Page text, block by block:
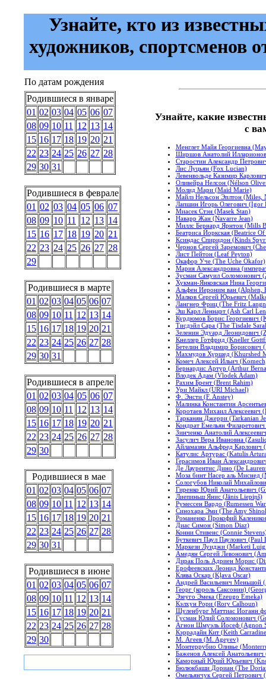
Узнайте, кто из
художников, спортсменов
По датам рождения
Родившиеся в январе
01 02 03 04 05 06 07
08 09 10 11 12 13 14
15 16 17 18 19 20 21
22 23 24 25 26 27 28
29 30 31
Родившиеся в феврале
01 02 03 04 05 06 07
08 09 10 11 12 13 14
15 16 17 18 19 20 21
22 23 24 25 26 27 28
29
Родившиеся в марте
01 02 03 04 05 06 07
08 09 10 11 12 13 14
15 16 17 18 19 20 21
22 23 24 25 26 27 28
29 30 31
Родившиеся в апреле
01 02 03 04 05 06 07
08 09 10 11 12 13 14
15 16 17 18 19 20 21
22 23 24 25 26 27 28
29 30
Родившиеся в мае
01 02 03 04 05 06 07
08 09 10 11 12 13 14
15 16 17 18 19 20 21
22 23 24 25 26 27 28
29 30 31
Родившиеся в июне
01 02 03 04 05 06 07
08 09 10 11 12 13 14
15 16 17 18 19 20 21
22 23 24 25 26 27 28
29 30
Узнайте, какие
с
Менглет Майя Георгиевна
Ширшов Анатолий
Старостин Александр
Лис Луцьян (Fox Lucian)
Левенвольде Казимир
Оливейра Нелсон (Nélson
Молид Мари (Maid Marie)
Майлз Нельсон Эплтон (Miles,
Лапшин Игорь Олегович (Igor
Миасек Стэн (Masek Stan)
Наварр Жан (Navarre Jean)
Миллс Бернард Ярнтон (Mills
Беатриса Йоркская (Beatrice
Ксиндас Спиридон (Kinds
Чернов Сергей Заремович
Лист Пейтон (Leaf Peyton)
Окафор Уче (The Uche Okafor)
Мария Александровна
Зусман Самуил Соломонович
Хукман-Янковская Нина
Альфен Иероним ван (Alphen,
Малков Сергей Юрьевич
Лангнер Фриц (The Fritz
Эш Карл Леннарт (Ash Carl
Курдюмов Борис Георгиевич
Тисдэйл Сара (The Tisdale
Зеленин Эдуард Леонидович
Кнеллер Готфрид (Kneller
Бетелин Владимир
Махмудов Хуршед (Khurshed
Комеч Алексей Ильич
Бернардис Артур (Arthur
Влодек Адам (Vlodek Adam)
Рахим Брент (Brent Rahim)
Ури Майкл (URI Michael)
Ф. Энсти (F. Anstey)
Малинка Константин
Коротаев Михаил Алексеевич
Тарканян Джерри (Tarkanian
Кондрат Емельян
Зинченко Анатолий
Засулич Вера Ивановна
Айламазян Альфред
Катулис Артурас (Katulis
Герасимов Иван
Де Лаурентис Дино (De
Моза бинт Насер аль Миснед
Сологубов Николай
Гиренко Юрий Анатольевич
Лиепиньш Янис (Jānis Liepiņš)
Румессен Вардо (Rumessen
Синохара Эми (The Amy
Романенко Прокофий
Диас Симон (Simon Diaz)
Конни Стивенс (Connie
Буткевич Паул Паулович
Маркези Луиджи (Marketi
Амедян Сергей Левонович
Дирак Поль Адриен Морис
Ерофеевских Леонид
Клява Оскар (Kļava Oscar)
Андрей Васильевич Меньшой
Георг (король Саксонии)
Эзеуго Эмека (Ezeugo Emeka)
Кэлхун Рори (Rory Calhoun)
Шуленбург Маттиас Иоганн
Гусман Юлий Соломонович
Агнон Шмуэль Йосеф (Agnon
Кэррадайн Кит (Keith
М. Агеев (M. Ageyev)
Монтеррубио Оливье
Баженов Алексей
Каморный Юрий Юрьевич
Бюлюкбаши Дориан (The
Омельянчук Сергей Петрович